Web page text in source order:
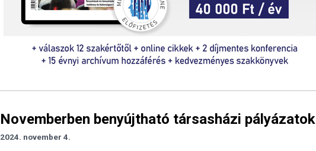
Novemberben benyújtható társasházi pályázatok
2024. november 4.